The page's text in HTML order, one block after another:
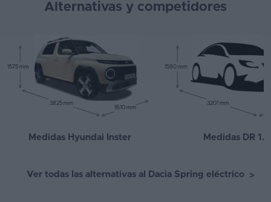
Alternativas y competidores
1575 mm
3825 mm
1610 mm
Medidas Hyundai Inster
1590 mm
3201 mm
Medidas DR 1.0
Ver todas las alternativas al Dacia Spring eléctrico >